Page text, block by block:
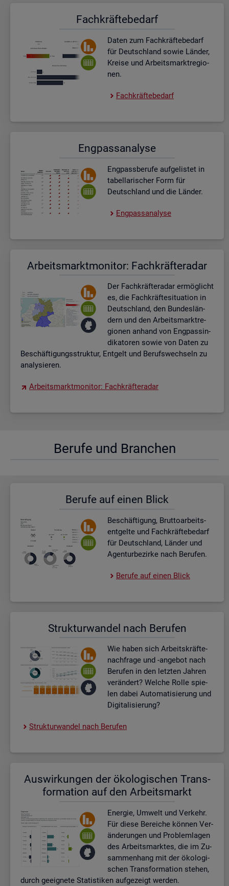
Fach­kräf­te­be­darf
Daten zum Fach­kräf­te­be­darf
für Deutsch­land sowie Län­der,
Krei­se und Ar­beits­markt­re­gio­
nen.
Fach­kräf­te­be­darf
Eng­pass­ana­ly­se
Eng­pass­be­ru­fe auf­ge­lis­tet in
ta­bel­la­ri­scher Form für
Deutsch­land und die Län­der.
Eng­pass­ana­ly­se
Ar­beits­markt­mo­ni­tor: Fach­kräf­te­ra­dar
Der Fach­kräf­te­ra­dar er­mög­licht
es, die Fach­kräf­te­si­tua­ti­on in
Deutsch­land, den Bun­des­län­
dern und den Ar­beits­markt­re­
gio­nen an­hand von Eng­pas­sin­
di­ka­to­ren sowie von Daten zu
Be­schäf­ti­gungs­struk­tur, Ent­gelt und Be­rufs­wech­seln zu
ana­ly­sie­ren.
Ar­beits­markt­mo­ni­tor: Fach­kräf­te­ra­dar
Be­ru­fe und Bran­chen
Be­ru­fe auf einen Blick
Be­schäf­ti­gung, Brut­to­ar­beits­
ent­gel­te und Fach­kräf­te­be­darf
für Deutsch­land, Län­der und
Agen­tur­be­zir­ke nach Be­ru­fen.
Be­ru­fe auf einen Blick
Struk­tur­wan­del nach Be­ru­fen
Wie haben sich Ar­beits­kräf­te­
nach­fra­ge und -an­ge­bot nach
Be­ru­fen in den letz­ten Jah­ren
ver­än­dert? Wel­che Rolle spie­
len dabei Au­to­ma­ti­sie­rung und
Di­gi­ta­li­sie­rung?
Struk­tur­wan­del nach Be­ru­fen
Aus­wir­kun­gen der öko­lo­gi­schen Trans­
for­ma­ti­on auf den Ar­beits­markt
En­er­gie, Um­welt und Ver­kehr.
Für diese Be­rei­che kön­nen Ver­
än­de­run­gen und Pro­blem­la­gen
des Ar­beits­mark­tes, die im Zu­
sam­men­hang mit der öko­lo­gi­
schen Trans­for­ma­ti­on ste­hen,
durch ge­eig­ne­te Sta­tis­ti­ken auf­ge­zeigt wer­den.